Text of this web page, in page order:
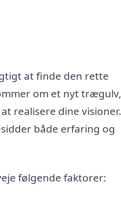
at finde den rette
om et nyt trægulv,
realisere dine visioner.
både erfaring og
følgende faktorer: